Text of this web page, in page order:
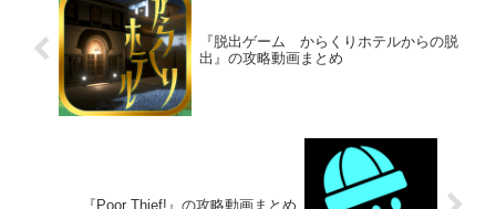
『脱出ゲーム からくりホテルからの脱
出』の攻略動画まとめ
『Poor Thief!』の攻略動画まとめ